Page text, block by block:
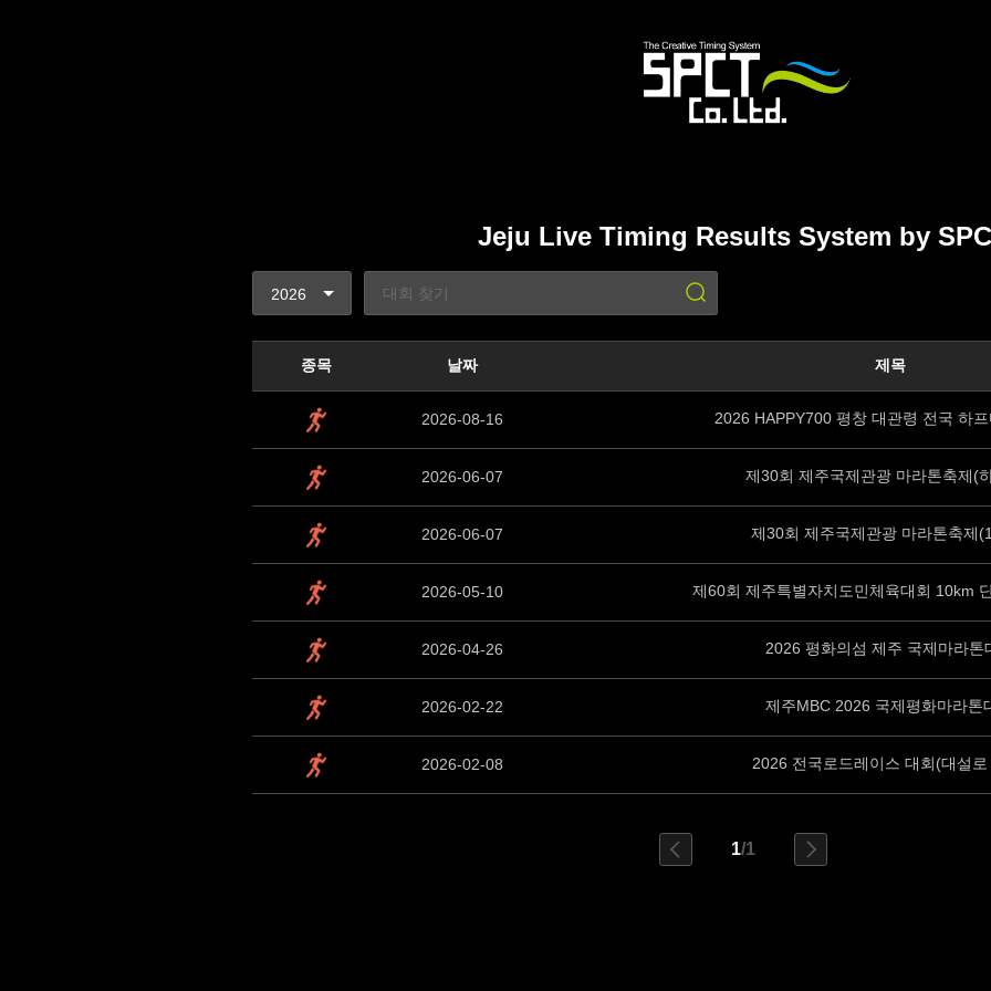
Jeju Live Timing Results System by
종목 날짜 제목
2026-08-16 2026 HAPPY700 평창 대관령 전국 하
2026-06-07 제30회 제주국제관광 마라톤축제(
2026-06-07 제30회 제주국제관광 마라톤축제
2026-05-10 제60회 제주특별자치도민체육대회 10km
2026-04-26 2026 평화의섬 제주 국제마라톤
2026-02-22 제주MBC 2026 국제평화마라톤
2026-02-08 2026 전국로드레이스 대회(대설로
1/1